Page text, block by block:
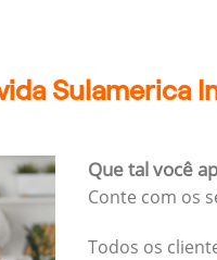
Sulamerica
Que tal você
Conte com os
Todos os